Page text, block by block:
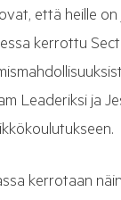
että heille on
kerrottu
Leaderiksi ja
kerrotaan